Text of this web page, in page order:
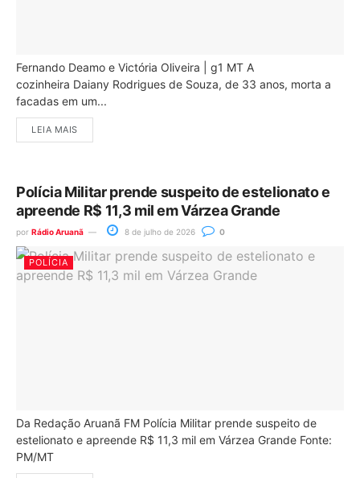
Fernando Deamo e Victória Oliveira | g1 MT A
cozinheira Daiany Rodrigues de Souza, de 33 anos, morta a
facadas em um...
LEIA MAIS
Polícia Militar prende suspeito de estelionato e
apreende R$ 11,3 mil em Várzea Grande
por Rádio Aruanã 8 de julho de 2026 0
POLÍCIA
Da Redação Aruanã FM Polícia Militar prende suspeito de
estelionato e apreende R$ 11,3 mil em Várzea Grande Fonte:
PM/MT